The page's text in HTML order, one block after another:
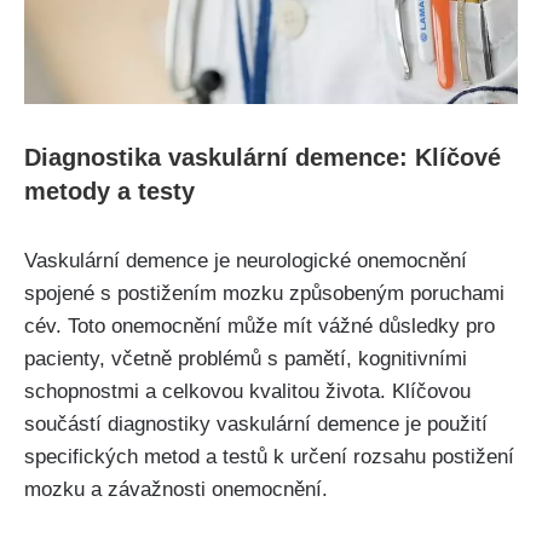
Diagnostika vaskulární demence: Klíčové
metody a testy
Vaskulární demence je neurologické onemocnění
spojené s postižením mozku způsobeným poruchami
cév. Toto onemocnění může mít vážné důsledky pro
pacienty, včetně problémů s pamětí, kognitivními
schopnostmi a celkovou kvalitou života. Klíčovou
součástí diagnostiky vaskulární demence je použití
specifických metod a testů k určení rozsahu postižení
mozku a závažnosti onemocnění.